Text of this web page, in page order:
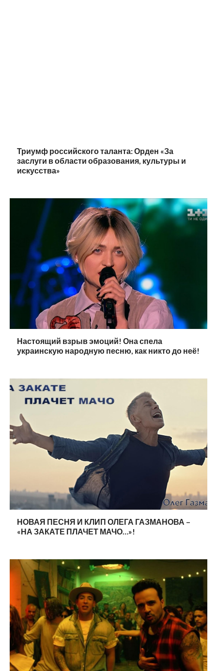
Триумф российского таланта: Орден «За
заслуги в области образования, культуры и
искусства»
Настоящий взрыв эмоций! Она спела
украинскую народную песню, как никто до неё!
НОВАЯ ПЕСНЯ И КЛИП ОЛЕГА ГАЗМАНОВА –
«НА ЗАКАТЕ ПЛАЧЕТ МАЧО…»!